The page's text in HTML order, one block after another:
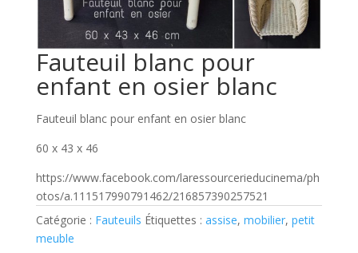
Fauteuil blanc pour
enfant en osier blanc
Fauteuil blanc pour enfant en osier blanc
60 x 43 x 46
https://www.facebook.com/laressourcerieducinema/ph
otos/a.111517990791462/216857390257521
Catégorie : Fauteuils Étiquettes : assise, mobilier, petit
meuble